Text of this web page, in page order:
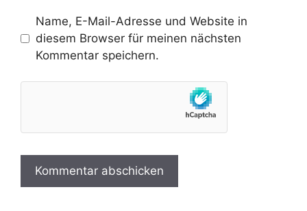
Name, E-Mail-Adresse und Website in
diesem Browser für meinen nächsten
Kommentar speichern.